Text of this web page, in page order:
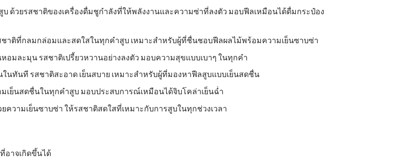
ด้วยรสชาติของเครื่องดื่มชูกำลังที่ให้พลังงานและความซ่าที่ลงตัว มอบฟีลเหมือนได้ดื่มกระป๋อง
ชาติที่กลมกล่อมและสดใสในทุกคำสูบ เหมาะสำหรับผู้ที่ชื่นชอบฟีลผลไม้พร้อมความเย็นซาบซ่า
อมละมุน รสชาติเปรี้ยวหวานอย่างลงตัว มอบความสุขแบบเบาๆ ในทุกคำ
นทันที รสชาติสะอาด เย็นสบาย เหมาะสำหรับผู้ที่มองหาฟีลสูบแบบเย็นสดชื่น
เย็นสดชื่นในทุกคำสูบ มอบประสบการณ์เหมือนได้จิบโคล่าเย็นฉ่ำ
ความเย็นซาบซ่า ให้รสชาติสดใสที่เหมาะกับการสูบในทุกช่วงเวลา
อาจเกิดขึ้นได้